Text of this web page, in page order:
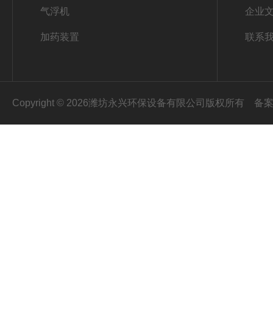
气浮机
加药装置
企业
联系
Copyright © 2026潍坊永兴环保设备有限公司版权所有 备